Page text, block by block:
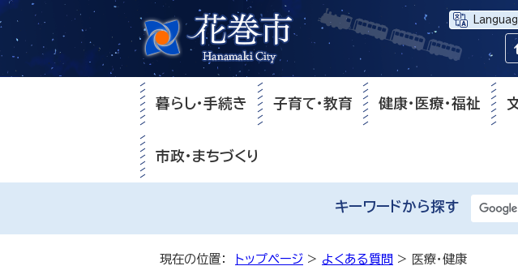
暮らし・手続き 子育て・教育 健康・医療・福祉
市政・まちづくり
キーワードから探す
現在の位置： トップページ > よくある質問 > 医療・健康